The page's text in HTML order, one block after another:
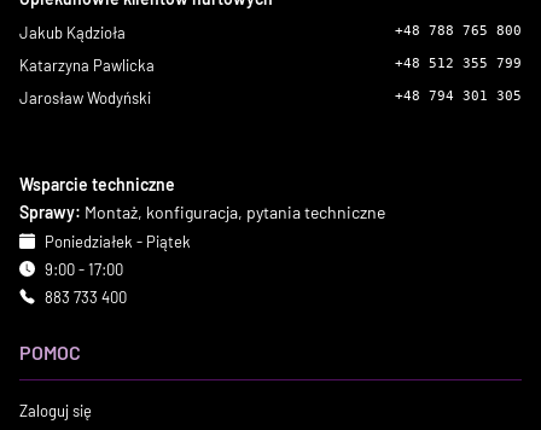
Jakub Kądzioła +48 788 765 800
Katarzyna Pawlicka +48 512 355 799
Jarosław Wodyński +48 794 301 305
Wsparcie techniczne
Sprawy: Montaż, konfiguracja, pytania techniczne
Poniedziałek - Piątek
9:00 - 17:00
883 733 400
POMOC
Zaloguj się